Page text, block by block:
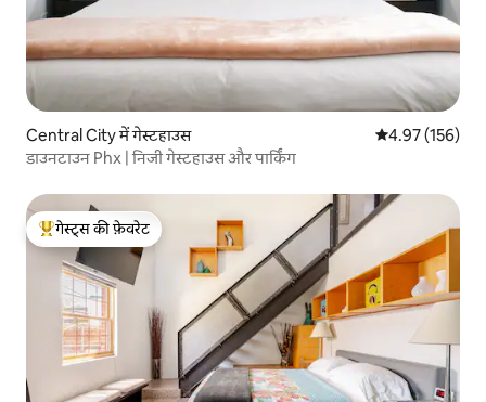
Central City में गेस्टहाउस औसत रेटिंग 5 में से
4.97 (156)
डाउनटाउन Phx | निजी गेस्टहाउस और पार्किंग
गेस्ट्स का टॉप फ़ेवरेट
गेस्ट्स की फ़ेवरेट